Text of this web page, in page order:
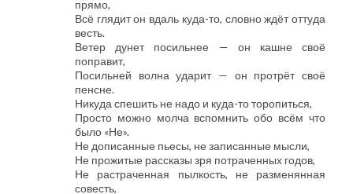
прямо,
Всё глядит он вдаль куда-то, словно ждёт оттуда
весть.
Ветер дунет посильнее — он кашне своё
поправит,
Посильней волна ударит — он протрёт своё
пенсне.
Никуда спешить не надо и куда-то торопиться,
Просто можно молча вспомнить обо всём что
было «Не».
Не дописанные пьесы, не записанные мысли,
Не прожитые рассказы зря потраченных годов,
Не растраченная пылкость, не разменянная
совесть,